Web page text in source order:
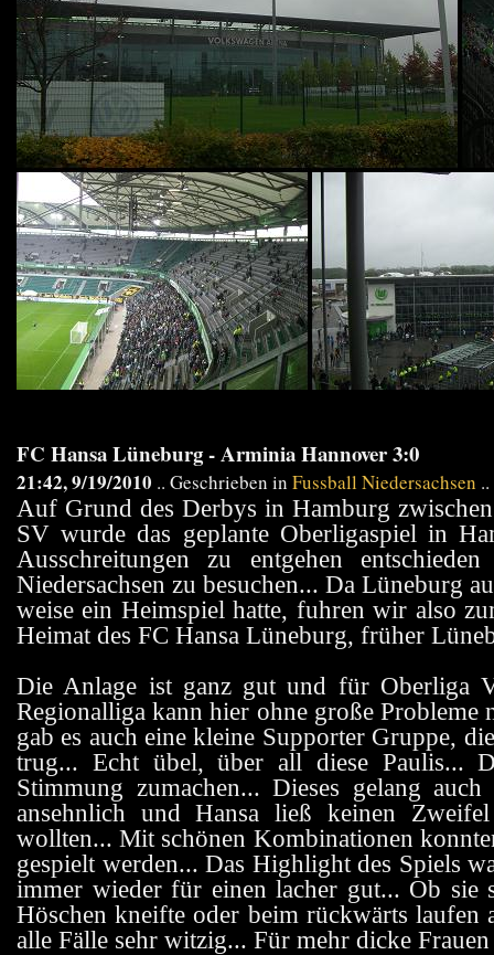
FC Hansa Lüneburg - Arminia Hannover 3:0
21:42, 9/19/2010 .. Geschrieben in Fussball Niedersachsen ..
Auf Grund des Derbys in Hamburg
SV wurde das geplante Oberligaspiel in
Ausschreitungen zu entgehen
Niedersachsen zu besuchen... Da Lüneburg
weise ein Heimspiel hatte, fuhren wir also
Heimat des FC Hansa Lüneburg, früher
Die Anlage ist ganz gut und für Oberliga
Regionalliga kann hier ohne große Probleme
gab es auch eine kleine Supporter Gruppe,
trug... Echt übel, über all diese Paulis...
Stimmung zumachen... Dieses gelang
ansehnlich und Hansa ließ keinen
wollten... Mit schönen Kombinationen
gespielt werden... Das Highlight des Spiels
immer wieder für einen lacher gut... Ob
Höschen kneifte oder beim rückwärts
alle Fälle sehr witzig... Für mehr dicke